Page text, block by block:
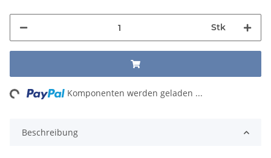
Stk
Komponenten werden geladen ...
Beschreibung